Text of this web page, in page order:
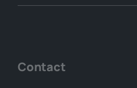
Contact